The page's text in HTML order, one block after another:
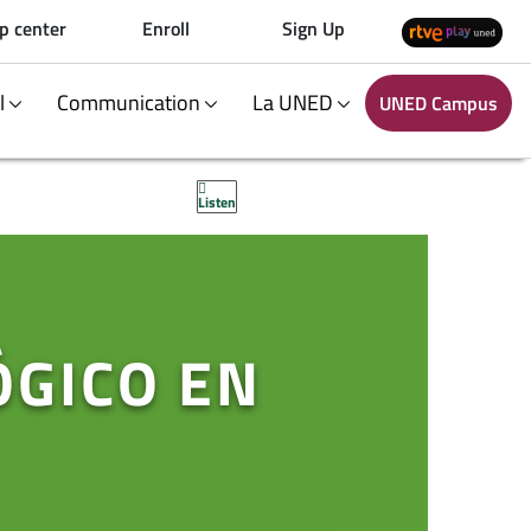
center Enroll Sign Up
Communication La UNED UNED Campus
Listen
EN